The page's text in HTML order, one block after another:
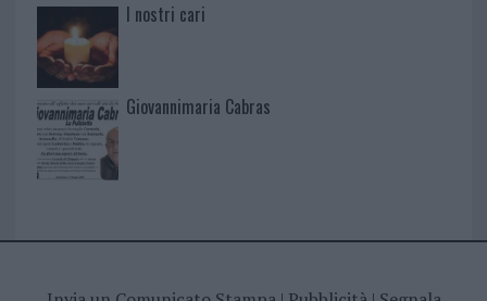
I nostri cari
Giovannimaria Cabras